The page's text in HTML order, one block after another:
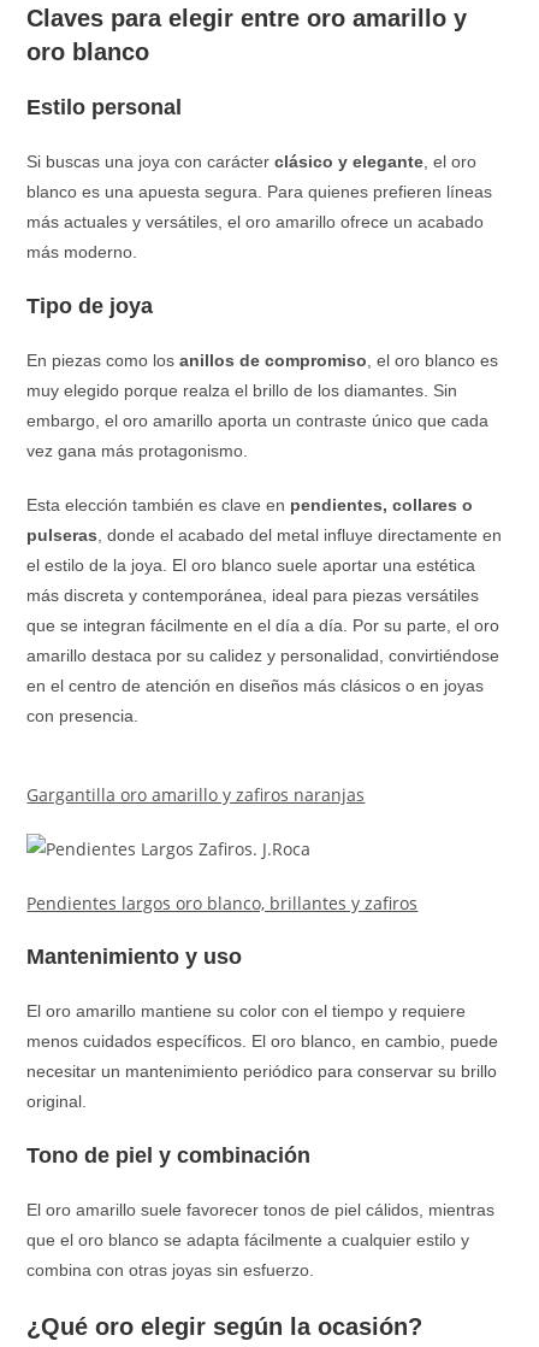
Claves para elegir entre oro amarillo y
oro blanco
Estilo personal
Si buscas una joya con carácterclásico y elegante , el oro
blanco es una apuesta segura. Para quienes prefieren líneas
más actuales y versátiles, el oro amarillo ofrece un acabado
más moderno.
Tipo de joya
En piezas como losanillos de compromiso , el oro blanco es
muy elegido porque realza el brillo de los diamantes. Sin
embargo, el oro amarillo aporta un contraste único que cada
vez gana más protagonismo.
Esta elección también es clave en pendientes, collares o
pulseras , donde el acabado del metal influye directamente en
el estilo de la joya. El oro blanco suele aportar una estética
más discreta y contemporánea, ideal para piezas versátiles
que se integran fácilmente en el día a día. Por su parte, el oro
amarillo destaca por su calidez y personalidad, convirtiéndose
en el centro de atención en diseños más clásicos o en joyas
con presencia.
Gargantilla oro amarillo y zafiros naranjas
Pendientes largos oro blanco, brillantes y zafiros
Mantenimiento y uso
El oro amarillo mantiene su color con el tiempo y requiere
menos cuidados específicos. El oro blanco, en cambio, puede
necesitar un mantenimiento periódico para conservar su brillo
original.
Tono de piel y combinación
El oro amarillo suele favorecer tonos de piel cálidos, mientras
que el oro blanco se adapta fácilmente a cualquier estilo y
combina con otras joyas sin esfuerzo.
¿Qué oro elegir según la ocasión?